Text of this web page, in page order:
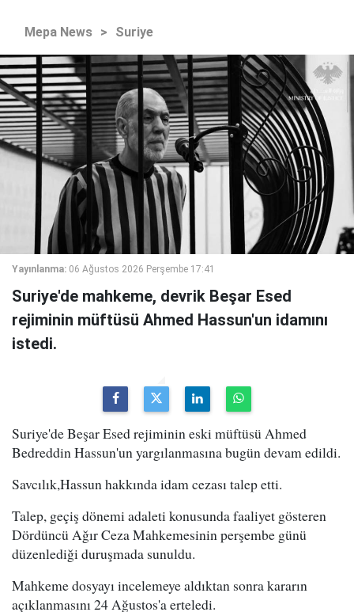
Mepa News > Suriye
Yayınlanma: 06 Ağustos 2026 Perşembe 17:41
Suriye'de mahkeme, devrik Beşar Esed
rejiminin müftüsü Ahmed Hassun'un idamını
istedi.
Suriye'de Beşar Esed rejiminin eski müftüsü Ahmed
Bedreddin Hassun'un yargılanmasına bugün devam edildi.
Savcılık,Hassun hakkında idam cezası talep etti.
Talep, geçiş dönemi adaleti konusunda faaliyet gösteren
Dördüncü Ağır Ceza Mahkemesinin perşembe günü
düzenlediği duruşmada sunuldu.
Mahkeme dosyayı incelemeye aldıktan sonra kararın
açıklanmasını 24 Ağustos'a erteledi.